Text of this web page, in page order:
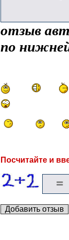
отзыв
по
Посчитайте и